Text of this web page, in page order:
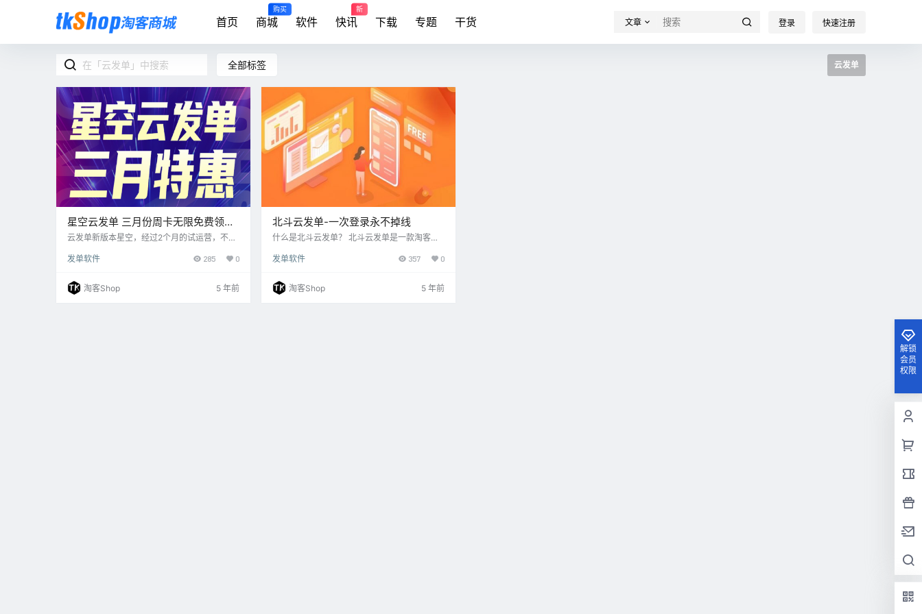
首页 商城
购买
软件 快讯
新
下载 专题 干货 文章 登录 快速注册
全部标签 云发单
星空云发单 三月份周卡无限免费领取
活动
云发单新版本星空，经过2个月的试运营，不断
今，2月23日星空云发单发布会正式对外发布。
正式定位为淘客大家庭提供全能社群管家服
务。 这意味着星空不再只是简简单单的云发单
发单软件 285 0
淘客Shop 5 年前
北斗云发单-一次登录永不掉线
什么是北斗云发单？ 北斗云发单是一款淘客社
信群，淘客挑选优质高佣商品通过云发单把此
的代理买家微信群中，帮助代理实现流量变
现，真正做到简单自动化的社群卖货模式。 北
发单软件 357 0
淘客Shop 5 年前
解锁
会员
权限